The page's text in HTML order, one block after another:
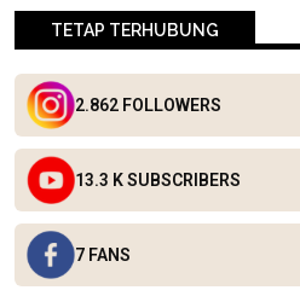
TETAP TERHUBUNG
2.862 FOLLOWERS
13.3 K SUBSCRIBERS
7 FANS